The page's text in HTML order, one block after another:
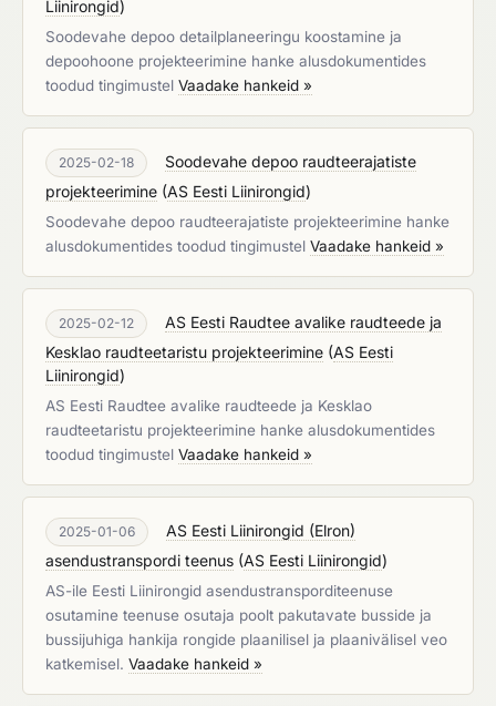
Liinirongid)
Soodevahe depoo detailplaneeringu koostamine ja
depoohoone projekteerimine hanke alusdokumentides
toodud tingimustel Vaadake hankeid »
2025-02-18
Soodevahe depoo raudteerajatiste
projekteerimine (AS Eesti Liinirongid)
Soodevahe depoo raudteerajatiste projekteerimine hanke
alusdokumentides toodud tingimustel Vaadake hankeid »
2025-02-12
AS Eesti Raudtee avalike raudteede ja
Kesklao raudteetaristu projekteerimine (AS Eesti
Liinirongid)
AS Eesti Raudtee avalike raudteede ja Kesklao
raudteetaristu projekteerimine hanke alusdokumentides
toodud tingimustel Vaadake hankeid »
2025-01-06
AS Eesti Liinirongid (Elron)
asendustranspordi teenus (AS Eesti Liinirongid)
AS-ile Eesti Liinirongid asendustransporditeenuse
osutamine teenuse osutaja poolt pakutavate busside ja
bussijuhiga hankija rongide plaanilisel ja plaanivälisel veo
katkemisel. Vaadake hankeid »